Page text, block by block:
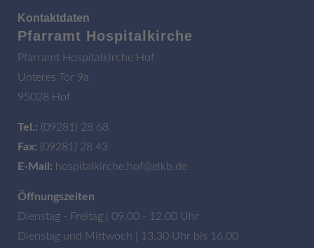
Kontaktdaten
Pfarramt Hospitalkirche
Pfarramt Hospitalkirche Hof
Unteres Tor 9a
95028 Hof
Tel.: (09281) 28 68
Fax: (09281) 28 43
E-Mail: hospitalkirche.hof@elkb.de
Öffnungszeiten
Dienstag - Freitag | 09.00 - 12.00 Uhr
Dienstag und Mittwoch | 13.30 Uhr bis 16.00